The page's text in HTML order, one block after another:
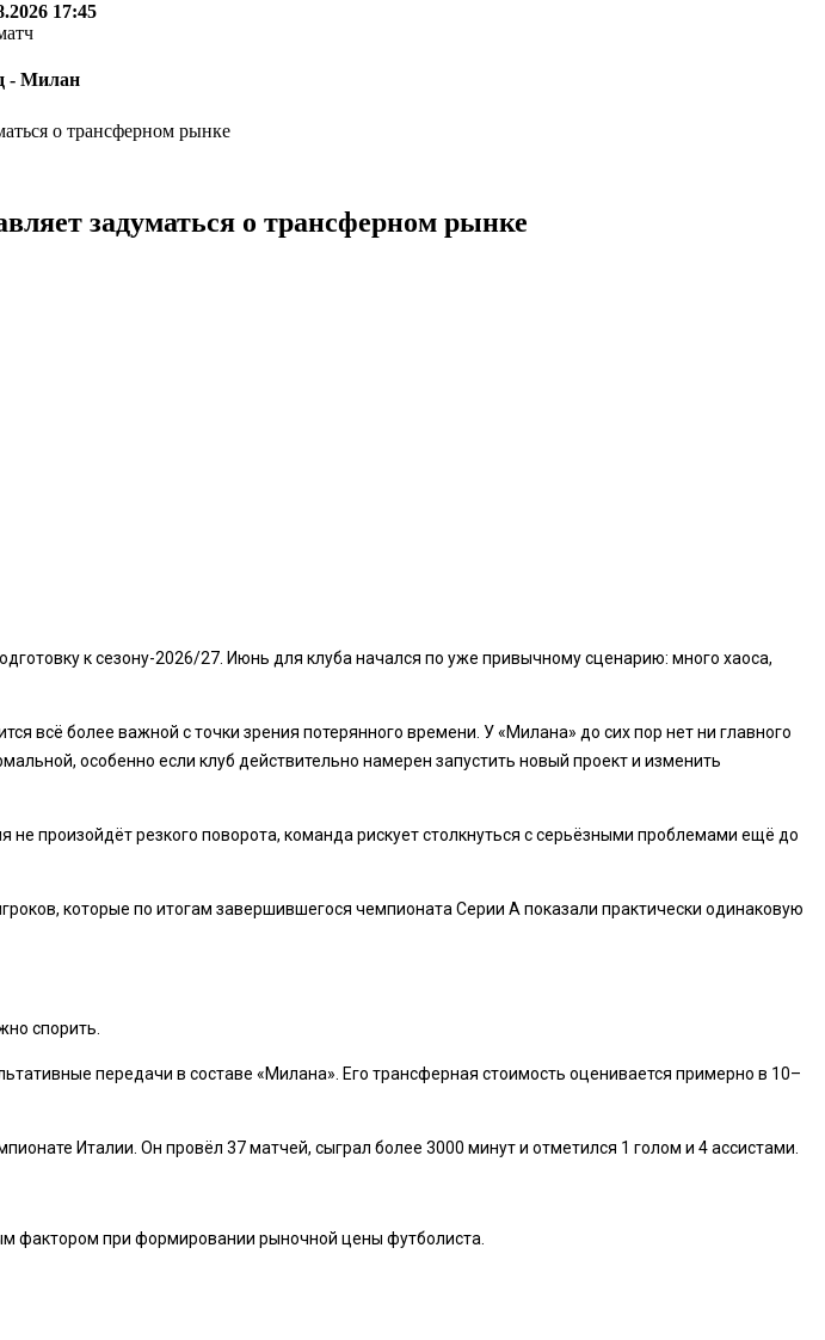
17:45
- Милан
о трансферном рынке
задуматься о трансферном рынке
к сезону-2026/27. Июнь для клуба начался по уже привычному сценарию: много хаоса,
всё более важной с точки зрения потерянного времени. У «Милана» до сих пор нет ни главного
особенно если клуб действительно намерен запустить новый проект и изменить
произойдёт резкого поворота, команда рискует столкнуться с серьёзными проблемами ещё до
которые по итогам завершившегося чемпионата Серии А показали практически одинаковую
спорить.
передачи в составе «Милана». Его трансферная стоимость оценивается примерно в 10–
Италии. Он провёл 37 матчей, сыграл более 3000 минут и отметился 1 голом и 4 ассистами.
фактором при формировании рыночной цены футболиста.